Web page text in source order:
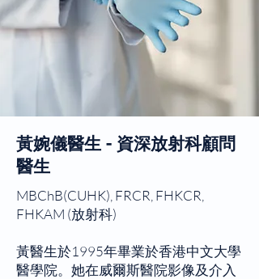
黃婉儀醫生 - 資深放射科顧問
醫生
MBChB(CUHK), FRCR, FHKCR,
FHKAM (放射科)
黃醫生於1995年畢業於香港中文大學
醫學院。她在威爾斯醫院影像及介入